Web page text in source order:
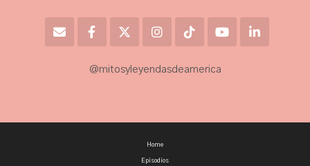
@mitosyleyendasdeamerica
Home
Episodios